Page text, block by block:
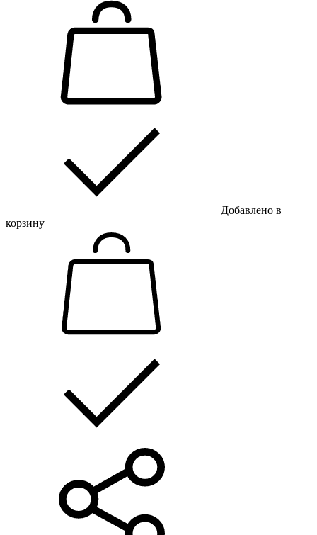
Добавлено в
корзину